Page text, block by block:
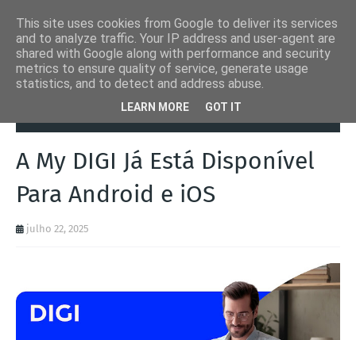
Comunicações
A My DIGI Já Está Disponível Para
A My DIGI Já Está Disponível
Para Android e iOS
julho 22, 2025
This site uses cookies from Google to deliver its services
and to analyze traffic. Your IP address and user-agent are
shared with Google along with performance and security
metrics to ensure quality of service, generate usage
statistics, and to detect and address abuse.
LEARN MORE GOT IT